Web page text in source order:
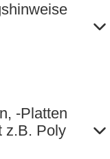
-Platten
z.B. Poly